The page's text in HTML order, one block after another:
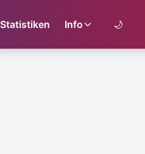
Statistiken Info 🌙